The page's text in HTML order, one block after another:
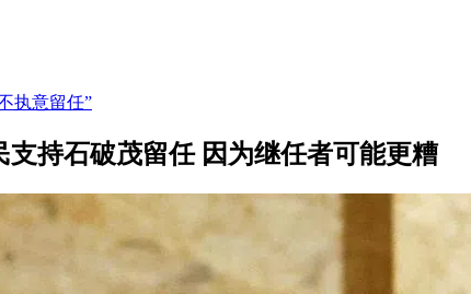
执意留任”
支持石破茂留任 因为继任者可能更糟